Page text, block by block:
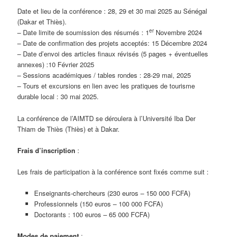
Date et lieu de la conférence : 28, 29 et 30 mai 2025 au Sénégal
(Dakar et Thiès).
– Date limite de soumission des résumés : 1erNovembre 2024
– Date de confirmation des projets acceptés: 15 Décembre 2024
– Date d’envoi des articles finaux révisés (5 pages + éventuelles
annexes) :10 Février 2025
– Sessions académiques / tables rondes : 28-29 mai, 2025
– Tours et excursions en lien avec les pratiques de tourisme
durable local : 30 mai 2025.
La conférence de l’AIMTD se déroulera à l’Université Iba Der
Thiam de Thiès (Thiès) et à Dakar.
Frais d’inscription :
Les frais de participation à la conférence sont fixés comme suit :
Enseignants-chercheurs (230 euros – 150 000 FCFA)
Professionnels (150 euros – 100 000 FCFA)
Doctorants : 100 euros – 65 000 FCFA)